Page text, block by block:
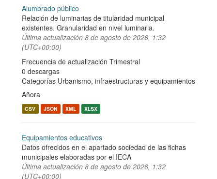
Alumbrado público
Relación de luminarias de titularidad municipal
existentes. Granularidad en nivel luminaria.
Última actualización 8 de agosto de 2026, 1:32
(UTC+00:00)
Frecuencia de actualización Trimestral
0 descargas
Categorías Urbanismo, infraestructuras y equipamientos
Añora
CSV JSON XML XLSX
Equipamientos educativos
Datos ofrecidos en el apartado sociedad de las fichas
municipales elaboradas por el IECA
Última actualización 8 de agosto de 2026, 1:32
(UTC+00:00)